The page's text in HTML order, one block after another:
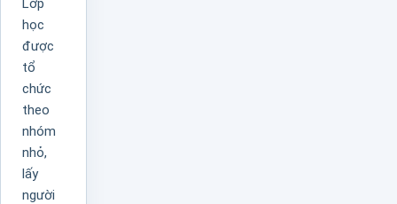
Lớp
học
được
tổ
chức
theo
nhóm
nhỏ,
lấy
người